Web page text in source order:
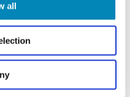
all
Furnipart - Tuba - greb i træ
Din-pris: 66,86DKK